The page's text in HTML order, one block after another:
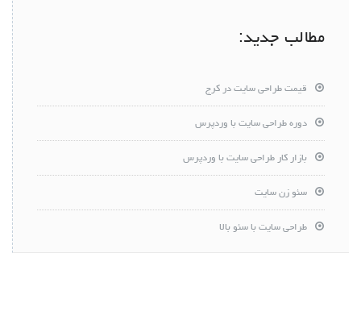
مطالب جدید:
قیمت طراحی سایت در کرج
دوره طراحی سایت با وردپرس
بازار کار طراحی سایت با وردپرس
سئو زن سایت
طراحی سایت با سئو بالا